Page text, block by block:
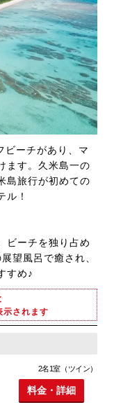
ビーチがあり、マ
ます。久米島一の
島旅行が初めての
ル！
ビーチを独り占め
望風呂で癒され、
すめ♪
示されます
2名1室（ツイン）
料金・詳細